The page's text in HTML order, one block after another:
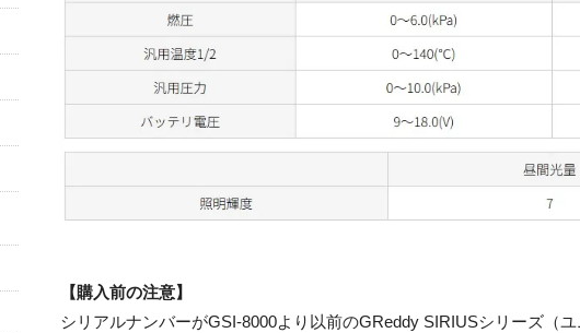
【購入前の注意】
シリアルナンバーがGSI-8000より以前のGReddy SIRIUSシリーズ（